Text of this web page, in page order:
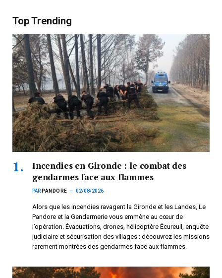
Top Trending
Incendies en Gironde : le combat des
gendarmes face aux flammes
PAR PANDORE 02/08/2026
Alors que les incendies ravagent la Gironde et les Landes, Le
Pandore et la Gendarmerie vous emmène au cœur de
l’opération. Évacuations, drones, hélicoptère Écureuil, enquête
judiciaire et sécurisation des villages : découvrez les missions
rarement montrées des gendarmes face aux flammes.